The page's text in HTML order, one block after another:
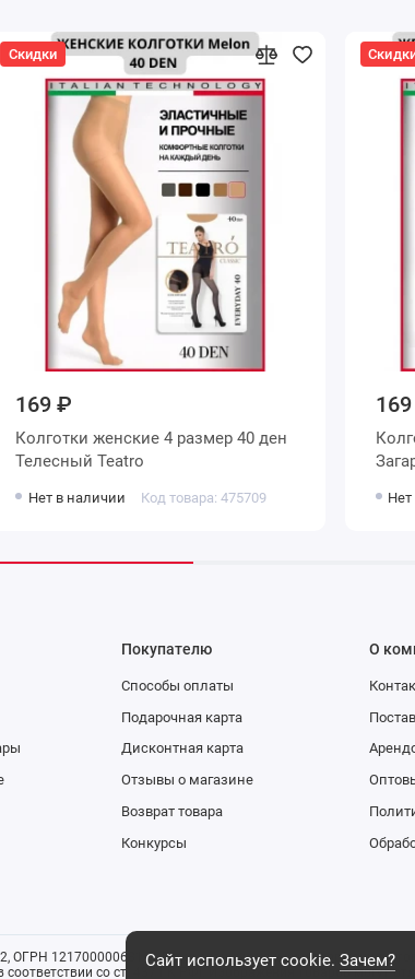
Скидки
169 ₽
Колготки женские 4 размер 40 ден
Телесный Teatro
Нет в наличии Код товара: 475709
Колготки
Сайт использует cookie.Зачем?
Покупателю
Способы оплаты
Подарочная карта
Дисконтная карта
Отзывы о магазине
Возврат товара
Конкурсы
О
ОГРН 1217000006816). Все указанные цены и информация о
со ст. 437 ГК РФ). Изображения товаров могут